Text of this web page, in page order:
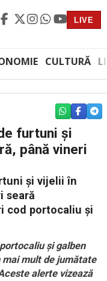
LIVE
CULTURĂ
WHATSAPP
furtuni și
până vineri
și vijelii în
seară
cod portocaliu și
și galben
mult de jumătate
alerte vizează